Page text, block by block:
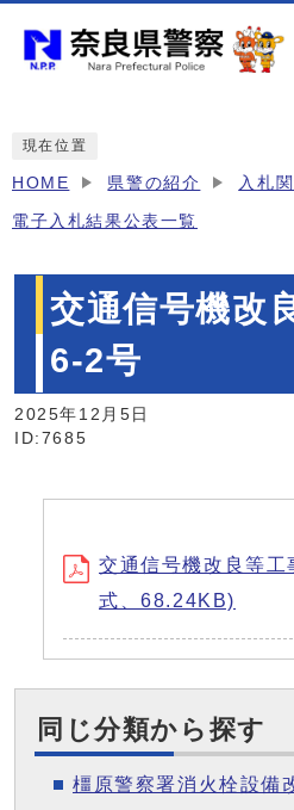
現在位置
HOME 県警の紹介 入札
電子入札結果公表一覧
交通信号機改
6-2号
2025年12月5日
ID:7685
交通信号機改良等
式、68.24KB)
同じ分類から探す
橿原警察署消火栓設備